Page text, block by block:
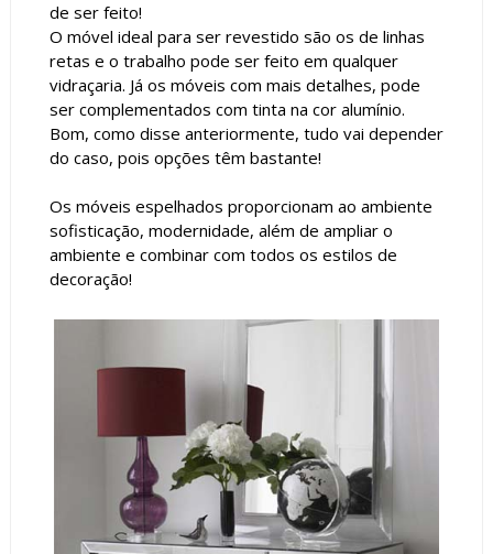
de ser feito!
O móvel ideal para ser revestido são os de linhas
retas e o trabalho pode ser feito em qualquer
vidraçaria. Já os móveis com mais detalhes, pode
ser complementados com tinta na cor alumínio.
Bom, como disse anteriormente, tudo vai depender
do caso, pois opções têm bastante!
Os móveis espelhados proporcionam ao ambiente
sofisticação, modernidade, além de ampliar o
ambiente e combinar com todos os estilos de
decoração!